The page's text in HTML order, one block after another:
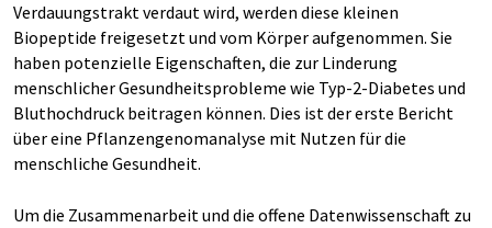
Verdauungstrakt verdaut wird, werden diese kleinen
Biopeptide freigesetzt und vom Körper aufgenommen. Sie
haben potenzielle Eigenschaften, die zur Linderung
menschlicher Gesundheitsprobleme wie Typ-2-Diabetes und
Bluthochdruck beitragen können. Dies ist der erste Bericht
über eine Pflanzengenomanalyse mit Nutzen für die
menschliche Gesundheit.
Um die Zusammenarbeit und die offene Datenwissenschaft zu